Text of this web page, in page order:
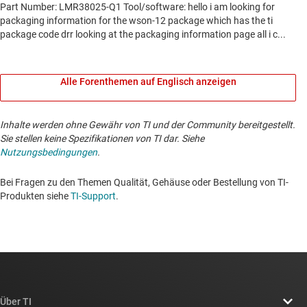
Alle Forenthemen auf Englisch anzeigen
Inhalte werden ohne Gewähr von TI und der Community bereitgestellt.
Sie stellen keine Spezifikationen von TI dar. Siehe
Nutzungsbedingungen.
Bei Fragen zu den Themen Qualität, Gehäuse oder Bestellung von TI-
Produkten sieheTI-Support. ​​​​​​​​​​​​​​
Über TI